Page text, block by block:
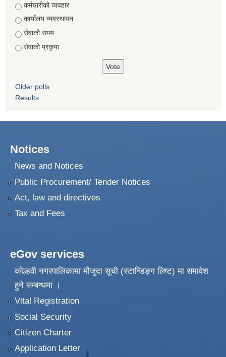
Choices
कर्मचारीको व्यवहार
कार्यालय व्यवस्थापन
सेवाको समय
सेवाको प्रकृया
Older polls
Results
Notices
News and Notices
Public Procurement/ Tender Notices
Act, law and directives
Tax and Fees
eGov services
कोल्हवी नगरपालिकामा मौजुदा सूची (स्टान्डिङ्ग लिष्ट) मा समावेश
हुने सम्बन्धमा ।
Vital Registration
Social Security
Citizen Charter
Application Letter